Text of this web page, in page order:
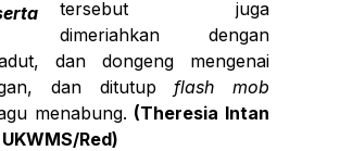
tersebut juga
dimeriahkan dengan
dan dongeng mengenai
dan ditutupflash mob
menabung. (Theresia Intan
Red)